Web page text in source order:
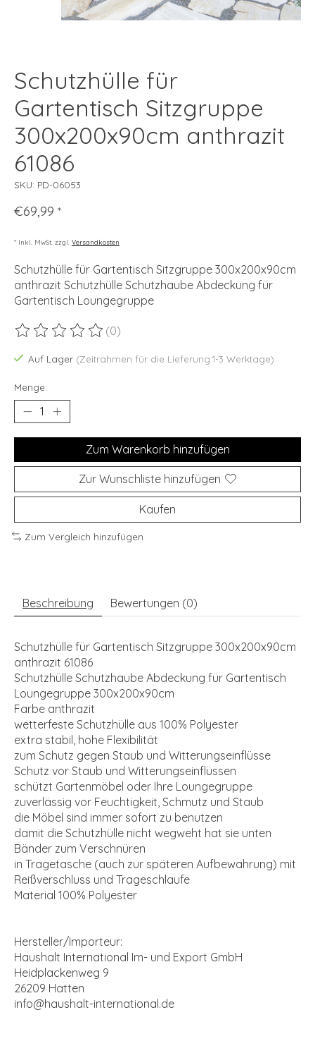
Schutzhülle für
Gartentisch Sitzgruppe
300x200x90cm anthrazit
61086
SKU: PD-06053
€69,99 *
* Inkl. MwSt. zzgl. Versandkosten
Schutzhülle für Gartentisch Sitzgruppe 300x200x90cm
anthrazit Schutzhülle Schutzhaube Abdeckung für
Gartentisch Loungegruppe
Die Bewertung dieses Produkts ist
(0)
Auf Lager (Zeitrahmen für die Lieferung:1-3 Werktage)
Menge:
Zum Warenkorb hinzufügen
Zur Wunschliste hinzufügen
Kaufen
Zum Vergleich hinzufügen
Beschreibung Bewertungen (0)
Schutzhülle für Gartentisch Sitzgruppe 300x200x90cm
anthrazit 61086
Schutzhülle Schutzhaube Abdeckung für Gartentisch
Loungegruppe 300x200x90cm
Farbe anthrazit
wetterfeste Schutzhülle aus 100% Polyester
extra stabil, hohe Flexibilität
zum Schutz gegen Staub und Witterungseinflüsse
Schutz vor Staub und Witterungseinflüssen
schützt Gartenmöbel oder Ihre Loungegruppe
zuverlässig vor Feuchtigkeit, Schmutz und Staub
die Möbel sind immer sofort zu benutzen
damit die Schutzhülle nicht wegweht hat sie unten
Bänder zum Verschnüren
in Tragetasche (auch zur späteren Aufbewahrung) mit
Reißverschluss und Trageschlaufe
Material 100% Polyester
Hersteller/Importeur:
Haushalt International Im- und Export GmbH
Heidplackenweg 9
26209 Hatten
info@haushalt-international.de